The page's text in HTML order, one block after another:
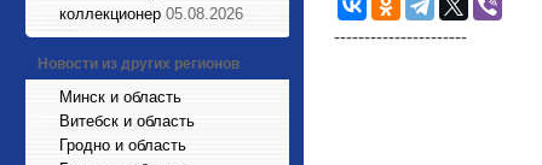
коллекционер 05.08.2026
Новости из других регионов
Минск и область
Витебск и область
Гродно и область
----------------------